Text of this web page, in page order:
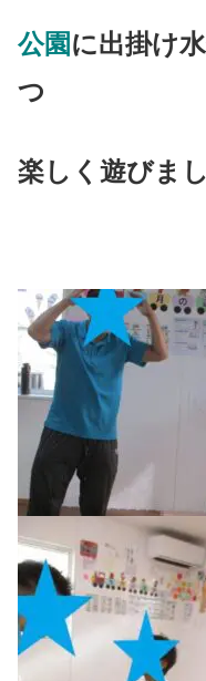
公園に出掛け
つ
楽しく遊びま